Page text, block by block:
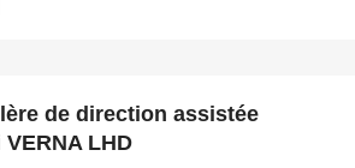
de direction assistée
LHD